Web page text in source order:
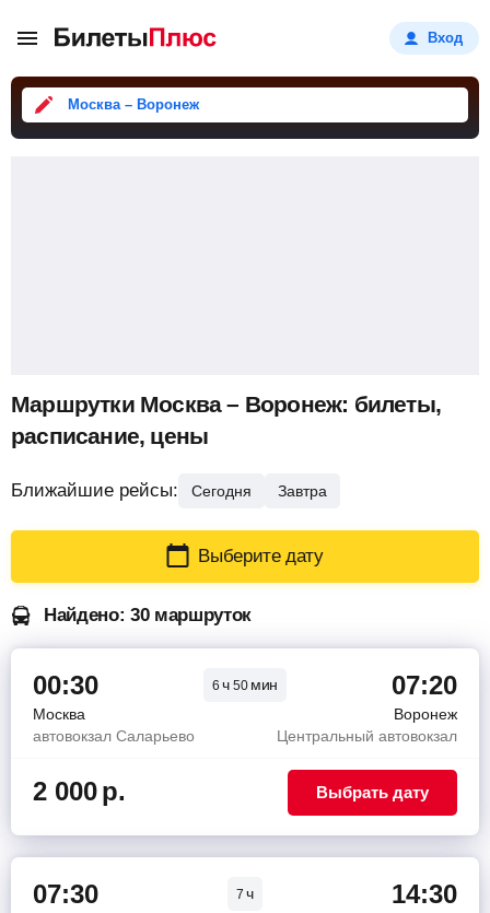
Вход
Москва – Воронеж
Маршрутки Москва – Воронеж: билеты,
расписание, цены
Ближайшие рейсы: Сегодня Завтра
Выберите дату
Найдено: 30 маршруток
00:30 6ч 50 мин 07:20
Москва
Воронеж
автовокзал Саларьево
Центральный автовокзал
2 000р. Выбрать дату
07:30 7ч 14:30